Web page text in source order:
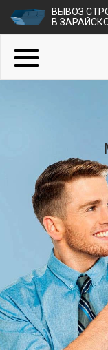
ВЫВОЗ
В